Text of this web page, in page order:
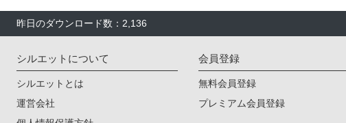
昨日のダウンロード数：2,136
シルエットについて
シルエットとは
運営会社
会員登録
無料会員登録
プレミアム会員登録